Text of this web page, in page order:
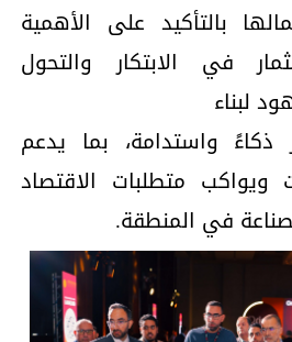
بالتأكيد على الأهمية
في الابتكار والتحول
لبناء
واستدامة، بما يدعم
متطلبات الاقتصاد
في المنطقة.